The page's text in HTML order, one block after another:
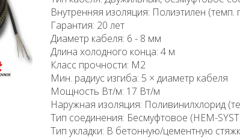
Внутренняя изоляция: Полиэтилен (темп.
Гарантия: 20 лет
Диаметр кабеля: 6 - 8 мм
Длина холодного конца: 4 м
Класс прочности: M2
Мин. радиус изгиба: 5 × диаметр кабеля
Мощность Вт/м: 17 Вт/м
Наружная изоляция: Поливинилхлорид
Тип соединения: Бесмуфтовое (HEM-
Тип укладки: В бетонную/цементную